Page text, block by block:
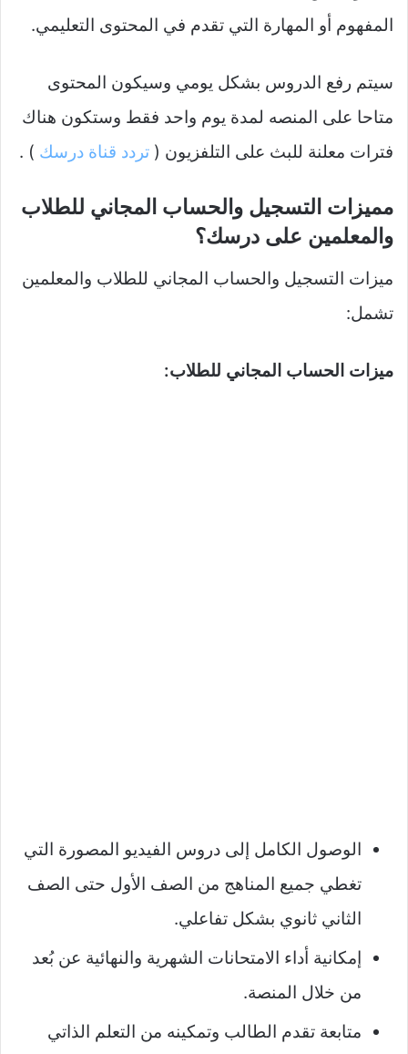
المفهوم أو المهارة التي تقدم في المحتوى التعليمي.
سيتم رفع الدروس بشكل يومي وسيكون المحتوى
متاحا على المنصه لمدة يوم واحد فقط وستكون هناك
فترات معلنة للبث على التلفزيون ( تردد قناة درسك ) .
مميزات التسجيل والحساب المجاني للطلاب
والمعلمين على درسك؟
ميزات التسجيل والحساب المجاني للطلاب والمعلمين
تشمل:
ميزات الحساب المجاني للطلاب:
الوصول الكامل إلى دروس الفيديو المصورة التي
تغطي جميع المناهج من الصف الأول حتى الصف
الثاني ثانوي بشكل تفاعلي.
إمكانية أداء الامتحانات الشهرية والنهائية عن بُعد
من خلال المنصة.
متابعة تقدم الطالب وتمكينه من التعلم الذاتي